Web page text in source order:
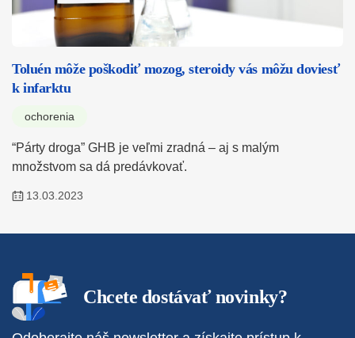
Toluén môže poškodiť mozog, steroidy vás môžu doviesť
k infarktu
ochorenia
“Párty droga” GHB je veľmi zradná – aj s malým
množstvom sa dá predávkovať.
13.03.2023
Chcete dostávať novinky?